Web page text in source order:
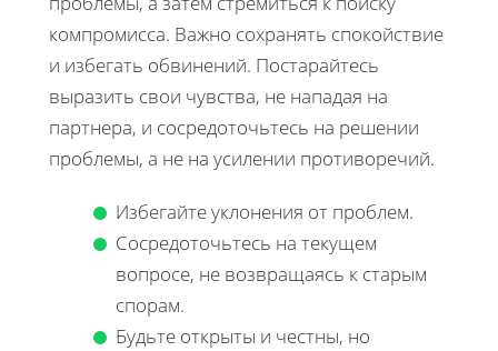
компромисса. Важно сохранять спокойствие
и избегать обвинений. Постарайтесь
выразить свои чувства, не нападая на
партнера, и сосредоточьтесь на решении
проблемы, а не на усилении противоречий.
Избегайте уклонения от проблем.
Сосредоточьтесь на текущем
вопросе, не возвращаясь к старым
спорам.
Будьте открыты и честны, но